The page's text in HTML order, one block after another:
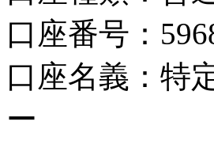
口座番号：
口座名義：特
ー